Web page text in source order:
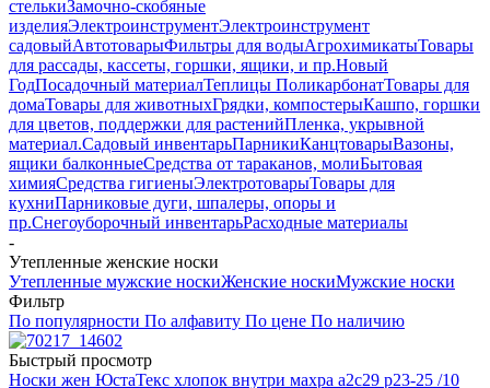
стелькиЗамочно-скобяные
изделияЭлектроинструментЭлектроинструмент
садовыйАвтотоварыФильтры для водыАгрохимикатыТовары
для рассады, кассеты, горшки, ящики, и пр.Новый
ГодПосадочный материалТеплицы ПоликарбонатТовары для
домаТовары для животныхГрядки, компостерыКашпо, горшки
для цветов, поддержки для растенийПленка, укрывной
материал.Садовый инвентарьПарникиКанцтоварыВазоны,
ящики балконныеСредства от тараканов, молиБытовая
химияСредства гигиеныЭлектротоварыТовары для
кухниПарниковые дуги, шпалеры, опоры и
пр.Снегоуборочный инвентарьРасходные материалы
-
Утепленные женские носки
Утепленные мужские носкиЖенские носкиМужские носки
Фильтр
По популярности По алфавиту По цене По наличию
Быстрый просмотр
Носки жен ЮстаТекс хлопок внутри махра а2с29 р23-25 /10